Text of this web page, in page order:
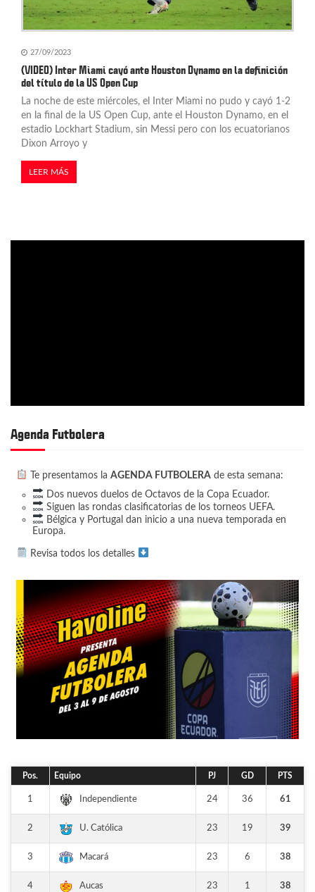
27/09/2023
(VIDEO) Inter Miami cayó ante Houston Dynamo en la definición
del título de la US Open Cup
La noche de este miércoles, el Inter Miami no pudo y cayó 1-2
en la final de la US Open Cup, ante el Houston Dynamo, en el
estadio Lockhart Stadium, sin Messi pero con los ecuatorianos
Dixon Arroyo y
LEER MÁS
Agenda Futbolera
Te presentamos la AGENDA FUTBOLERAde esta semana:
Dos nuevos duelos de Octavos de la Copa Ecuador.
Siguen las rondas clasificatorias de los torneos UEFA.
Bélgica y Portugal dan inicio a una nueva temporada en
Europa.
Revisa todos los detalles
Pos. Equipo PJ GD PTS
1 Independiente 24 36 61
2 U. Católica 23 19 39
3 Macará 23 6 38
4 Aucas 23 1 38